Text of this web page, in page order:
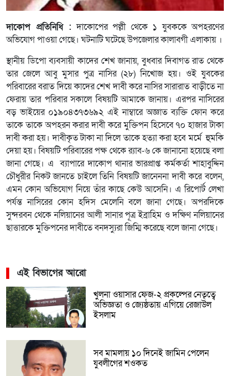
দাকোপ প্রতিনিধি : দাকোপের পল্লী থেকে ১ যুবককে অপহরণের
অভিযোগ পাওয়া গেছে। ঘটনাটি ঘটেছে উপজেলার কালাবগী এলাকায় ।
স্থানীয় ডিপো ব্যবসায়ী কাদের শেখ জানায়, বুধবার দিবাগত রাত থেকে
তার জেলে আবু মুসার পুত্র নাসির (২৮) নিখোজ হয়। ওই যুবকের
পরিবারের বরাত দিয়ে কাদের শেখ দাবী করে নাসির সারারাত বাড়ীতে না
ফেরায় তার পরিবার সকালে বিষয়টি আমাকে জানায়। এরপর নাসিরের
বড় ভাইয়ের ০১৯০৪৩৭৩৬৯২ এই নাম্বারে অজ্ঞাত ব্যক্তি ফোন করে
তাকে তাকে অপহরন করার দাবী করে মুক্তিপন হিসেবে ৭০ হাজার টাকা
দাবী করা হয়। দাবীকৃত টাকা না দিলে তাকে হত্যা করা হবে মর্মে হুমকি
দেয়া হয়। বিষয়টি পরিবারের পক্ষ থেকে র‌্যাব-৬ কে জানানো হয়েছে বলা
জানা গেছে। এ ব্যাপারে দাকোপ থানার ভারপ্রাপ্ত কর্মকর্তা শাহাবুদ্দিন
চৌধুরীর নিকট জানতে চাইলে তিনি বিষয়টি জানেননা দাবী করে বলেন,
এমন কোন অভিযোগ নিয়ে তাঁর কাছে কেউ আসেনি। এ রিপোর্ট লেখা
পর্যন্ত নাসিরের কোন হদিস মেলেনি বলে জানা গেছে। অপরদিকে
সুন্দরবন থেকে নলিয়ানের আলী সানার পূত্র ইব্রাহিম ও দক্ষিণ নলিয়ানের
ছাত্তারকে মুক্তিপনের দাবীতে বনদস্যুরা জিম্মি করেছে বলে জানা গেছে।
এই বিভাগের আরো
খুলনা ওয়াসার ফেজ-২ প্রকল্পের নেতৃত্বে
অভিজ্ঞতা ও জ্যেষ্ঠতায় এগিয়ে রেজাউল
ইসলাম
সব মামলায় ১০ দিনেই জামিন পেলেন
যুবলীগের শওকত